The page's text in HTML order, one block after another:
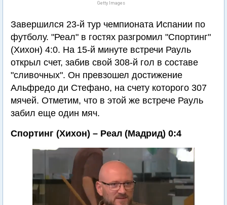
Getty Images
Завершился 23-й тур чемпионата Испании по
футболу. "Реал" в гостях разгромил "Спортинг"
(Хихон) 4:0. На 15-й минуте встречи Рауль
открыл счет, забив свой 308-й гол в составе
"сливочных". Он превзошел достижение
Альфредо ди Стефано, на счету которого 307
мячей. Отметим, что в этой же встрече Рауль
забил еще один мяч.
Спортинг (Хихон) – Реал (Мадрид) 0:4